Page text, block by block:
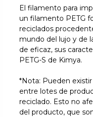
El filamento para
un filamento PETG
reciclados
mundo del lujo y de
de eficaz, sus
PETG-S de Kimya.
*Nota: Pueden
entre lotes de
reciclado. Esto no
del producto, que